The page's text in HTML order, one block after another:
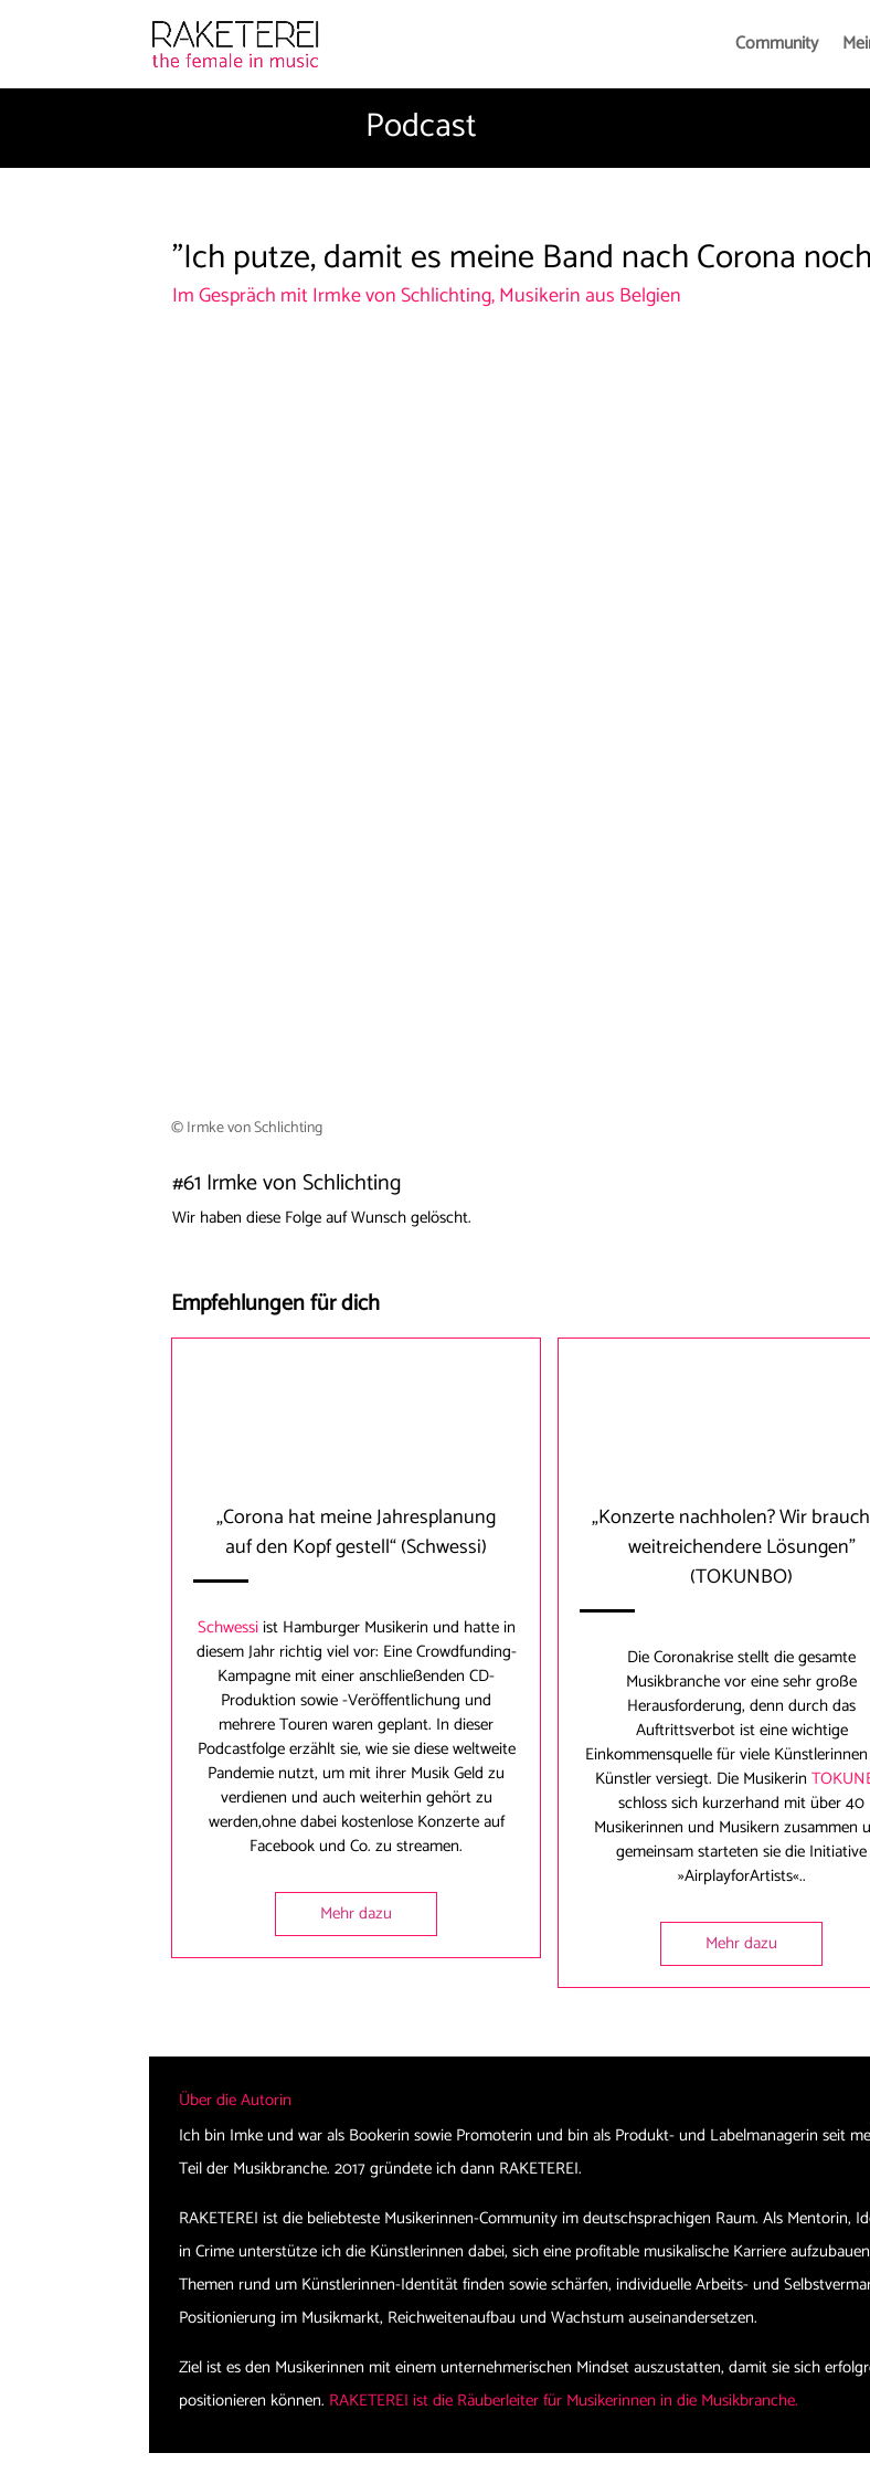
Community
Podcast
"Ich putze, damit es meine Band nach Corona
Im Gespräch mit Irmke von Schlichting, Musikerin aus Belgien
© Irmke von Schlichting
#61 Irmke von Schlichting
Wir haben diese Folge auf Wunsch gelöscht.
Empfehlungen für dich
„Corona hat meine Jahresplanung
auf den Kopf gestell“(Schwessi)
Schwessiist Hamburger Musikerin und hatte in
diesem Jahr richtig viel vor: Eine Crowdfunding-
Kampagne mit einer anschließenden CD-
Produktion sowie -Veröffentlichung und
mehrere Touren waren geplant. In dieser
Podcastfolge erzählt sie, wie sie diese weltweite
Pandemie nutzt, um mit ihrer Musik Geld zu
verdienen und auch weiterhin gehört zu
werden,ohne dabei kostenlose Konzerte auf
Facebook und Co. zu streamen.
Mehr dazu
„Konzerte nachholen? Wir
weitreichendere Lösungen"
(TOKUNBO)
Die Coronakrise stellt die gesamte
Musikbranche vor eine sehr große
Herausforderung, denn durch das
Auftrittsverbot ist eine wichtige
Einkommensquelle für viele
Künstler versiegt. Die Musikerin
schloss sich kurzerhand mit über 40
Musikerinnen und Musikern zusammen
gemeinsam starteten sie die Initiative
»AirplayforArtists«..
Mehr dazu
Über die Autorin
Ich bin Imke und war als Bookerin sowie Promoterin und bin als Produkt- und Labelmanagerin seit
Teil der Musikbranche. 2017 gründete ich dann RAKETEREI.
RAKETEREI ist die beliebteste Musikerinnen-Community im deutschsprachigen Raum. Als Mentorin,
in Crime unterstütze ich die Künstlerinnen dabei, sich eine profitable musikalische Karriere
Themen rund um Künstlerinnen-Identität finden sowie schärfen, individuelle Arbeits- und
Positionierung im Musikmarkt, Reichweitenaufbau und Wachstum auseinandersetzen.
Ziel ist es den Musikerinnen mit einem unternehmerischen Mindset auszustatten, damit sie sich
positionieren können. RAKETEREI ist die Räuberleiter für Musikerinnen in die Musikbranche.